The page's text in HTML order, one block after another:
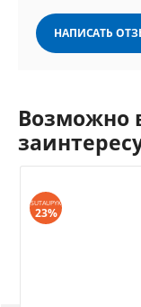
НАПИСАТЬ
Возможно
SUTAUPYK
23%